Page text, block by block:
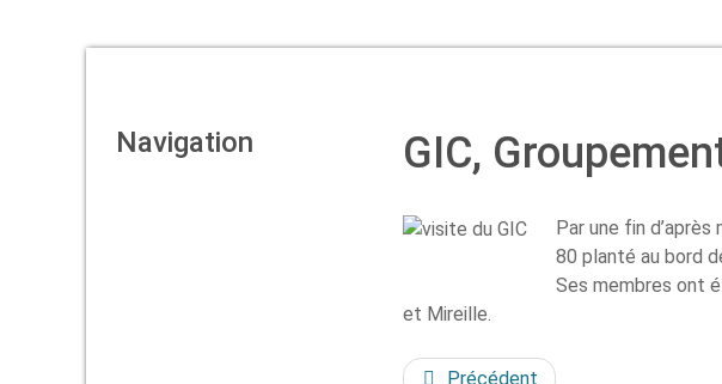
Navigation GIC,
Par une fin
80 planté au bord
Ses membres ont
et Mireille.
Précédent